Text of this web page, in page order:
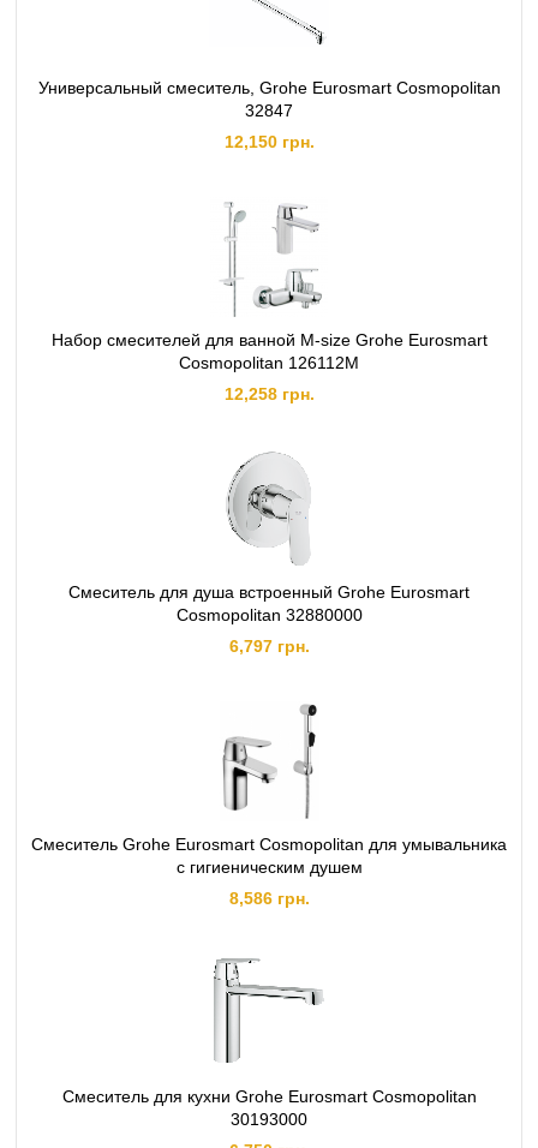
Универсальный смеситель, Grohe Eurosmart Cosmopolitan
32847
12,150 грн.
Набор смесителей для ванной M-size Grohe Eurosmart
Cosmopolitan 126112M
12,258 грн.
Смеситель для душа встроенный Grohe Eurosmart
Cosmopolitan 32880000
6,797 грн.
Смеситель Grohe Eurosmart Cosmopolitan для умывальника
с гигиеническим душем
8,586 грн.
Смеситель для кухни Grohe Eurosmart Cosmopolitan
30193000